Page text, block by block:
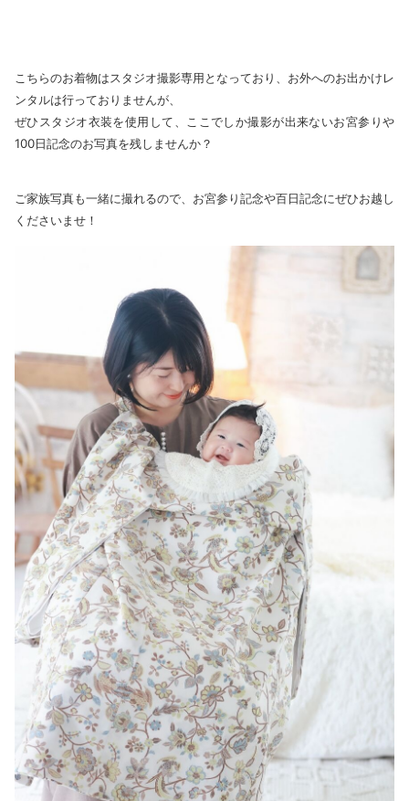
こちらのお着物はスタジオ撮影専用となっており、お外へのお出かけレ
ンタルは行っておりませんが、
ぜひスタジオ衣装を使用して、ここでしか撮影が出来ないお宮参りや
100日記念のお写真を残しませんか？
ご家族写真も一緒に撮れるので、お宮参り記念や百日記念にぜひお越し
くださいませ！